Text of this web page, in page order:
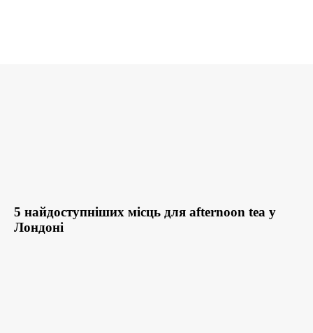
5 найдоступніших місць для afternoon tea у
Лондоні